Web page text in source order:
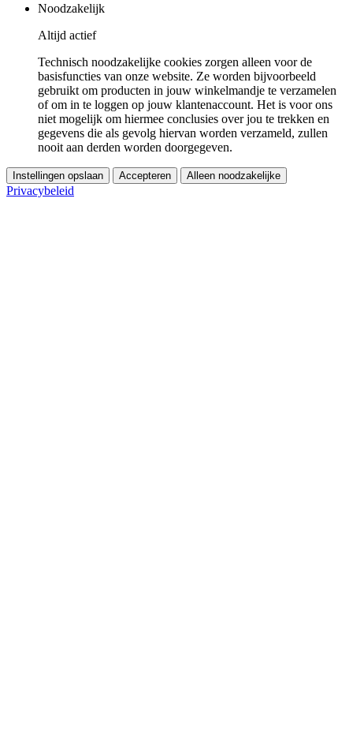
Noodzakelijk
Altijd actief
Technisch noodzakelijke cookies zorgen alleen voor de
basisfuncties van onze website. Ze worden bijvoorbeeld
gebruikt om producten in jouw winkelmandje te verzamelen
of om in te loggen op jouw klantenaccount. Het is voor ons
niet mogelijk om hiermee conclusies over jou te trekken en
gegevens die als gevolg hiervan worden verzameld, zullen
nooit aan derden worden doorgegeven.
Instellingen opslaan Accepteren Alleen noodzakelijke
Privacybeleid